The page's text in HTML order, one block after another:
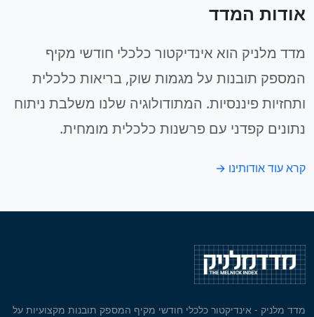
אודות המדד
מדד מלניק הוא אינדיקטור כלכלי חודשי מקיף
המספק תובנות על מגמות שוק, בריאות כלכלית
ותחזיות פיננסיות. המתודולוגיה שלנו משלבת ניתוח
נתונים קפדני עם פרשנות כלכלית מומחית.
קרא עוד אודותינו →
מדד מלניק - אינדיקטור כלכלי חודשי מקיף המספק תובנות מקצועיות על